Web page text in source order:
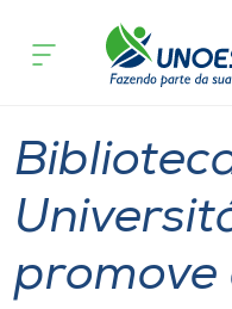
Cursos
Pesquisa
Atendimento ao
acontece
promove